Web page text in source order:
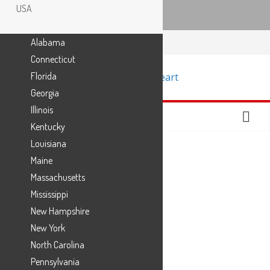
Zum
springen
Welcome to the
Magnolia Silos
USA
Alabama
Connecticut
Florida
Georgia
Illinois
Kentucky
Louisiana
Maine
Massachusetts
Mississippi
New Hampshire
New York
North Carolina
Pennsylvania